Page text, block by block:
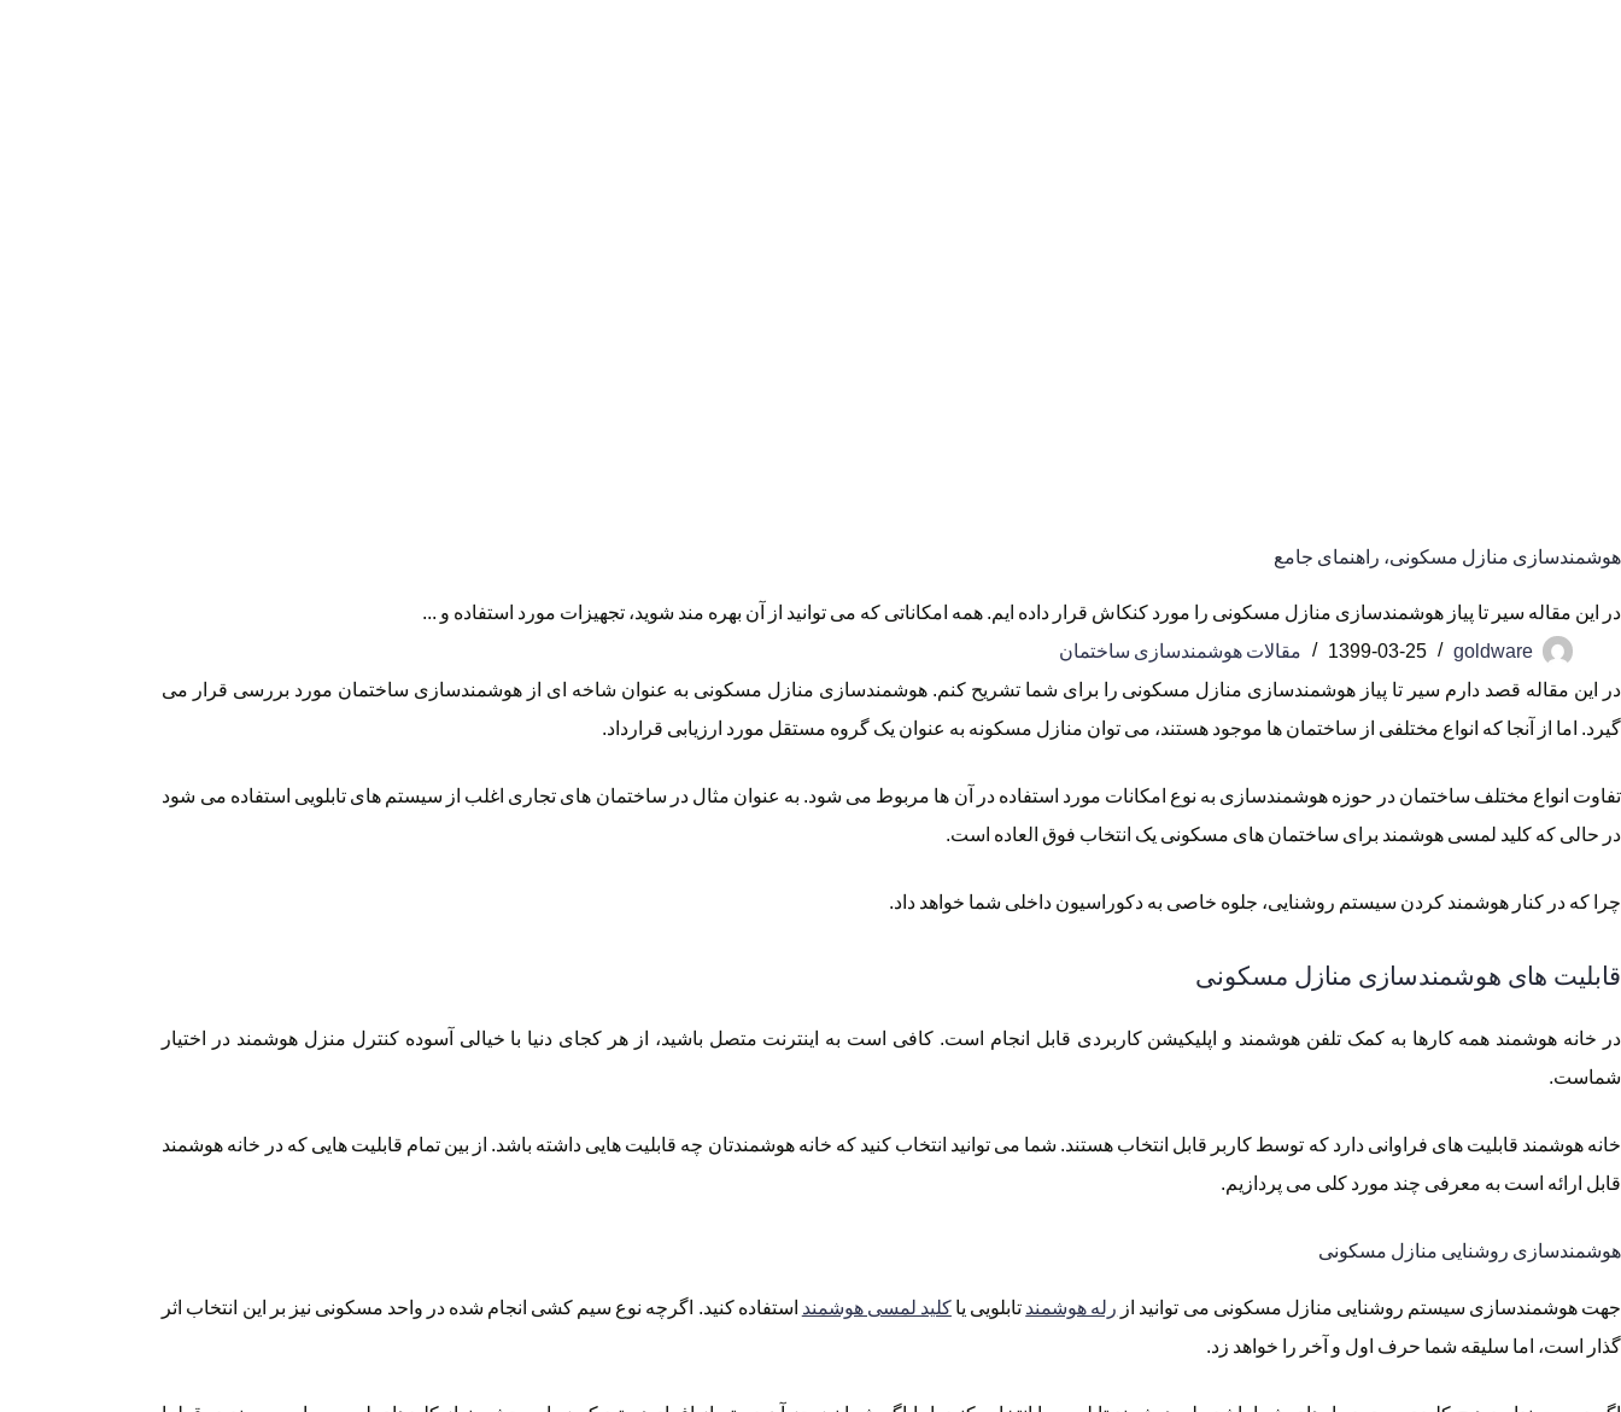
هوشمندسازی منازل مسکونی، راهنمای جامع
در این مقاله سیر تا پیاز هوشمندسازی منازل مسکونی را مورد کنکاش قرار داده ایم. همه امکاناتی که می توانید از آن بهره مند شوید، تجهیزات مورد استفاده و ...
goldware
1399-03-25
مقالات هوشمندسازی ساختمان
در این مقاله قصد دارم سیر تا پیاز هوشمندسازی منازل مسکونی را برای شما تشریح کنم. هوشمندسازی منازل مسکونی به عنوان شاخه ای از هوشمندسازی ساختمان مورد بررسی قرار می
گیرد. اما از آنجا که انواع مختلفی از ساختمان ها موجود هستند، می توان منازل مسکونه به عنوان یک گروه مستقل مورد ارزیابی قرارداد.
تفاوت انواع مختلف ساختمان در حوزه هوشمندسازی به نوع امکانات مورد استفاده در آن ها مربوط می شود. به عنوان مثال در ساختمان های تجاری اغلب از سیستم های تابلویی استفاده می شود
در حالی که کلید لمسی هوشمند برای ساختمان های مسکونی یک انتخاب فوق العاده است.
چرا که در کنار هوشمند کردن سیستم روشنایی، جلوه خاصی به دکوراسیون داخلی شما خواهد داد.
قابلیت های هوشمندسازی منازل مسکونی
در خانه هوشمند همه کارها به کمک تلفن هوشمند و اپلیکیشن کاربردی قابل انجام است. کافی است به اینترنت متصل باشید، از هر کجای دنیا با خیالی آسوده کنترل منزل هوشمند در اختیار
شماست.
خانه هوشمند قابلیت های فراوانی دارد که توسط کاربر قابل انتخاب هستند. شما می توانید انتخاب کنید که خانه هوشمندتان چه قابلیت هایی داشته باشد. از بین تمام قابلیت هایی که در خانه هوشمند
قابل ارائه است به معرفی چند مورد کلی می پردازیم.
هوشمندسازی روشنایی منازل مسکونی
جهت هوشمندسازی سیستم روشنایی منازل مسکونی می توانید از رله هوشمند تابلویی یاکلید لمسی هوشمند استفاده کنید. اگرچه نوع سیم کشی انجام شده در واحد مسکونی نیز بر این انتخاب اثر
گذار است، اما سلیقه شما حرف اول و آخر را خواهد زد.